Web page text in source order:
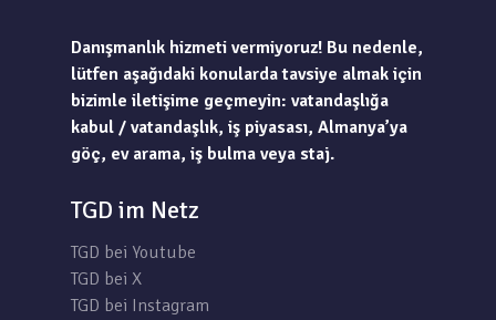
Danışmanlık hizmeti vermiyoruz! Bu nedenle,
lütfen aşağıdaki konularda tavsiye almak için
bizimle iletişime geçmeyin: vatandaşlığa
kabul / vatandaşlık, iş piyasası, Almanya’ya
göç, ev arama, iş bulma veya staj.
TGD im Netz
TGD bei Youtube
TGD bei X
TGD bei Instagram